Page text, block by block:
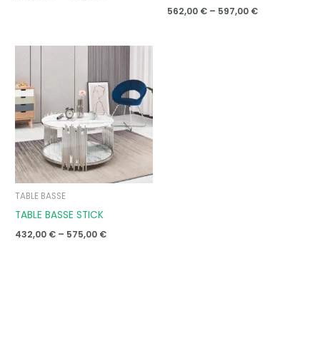
562,00 € – 597,00 €
TABLE BASSE
TABLE BASSE STICK
432,00 € – 575,00 €
through
575,00 €